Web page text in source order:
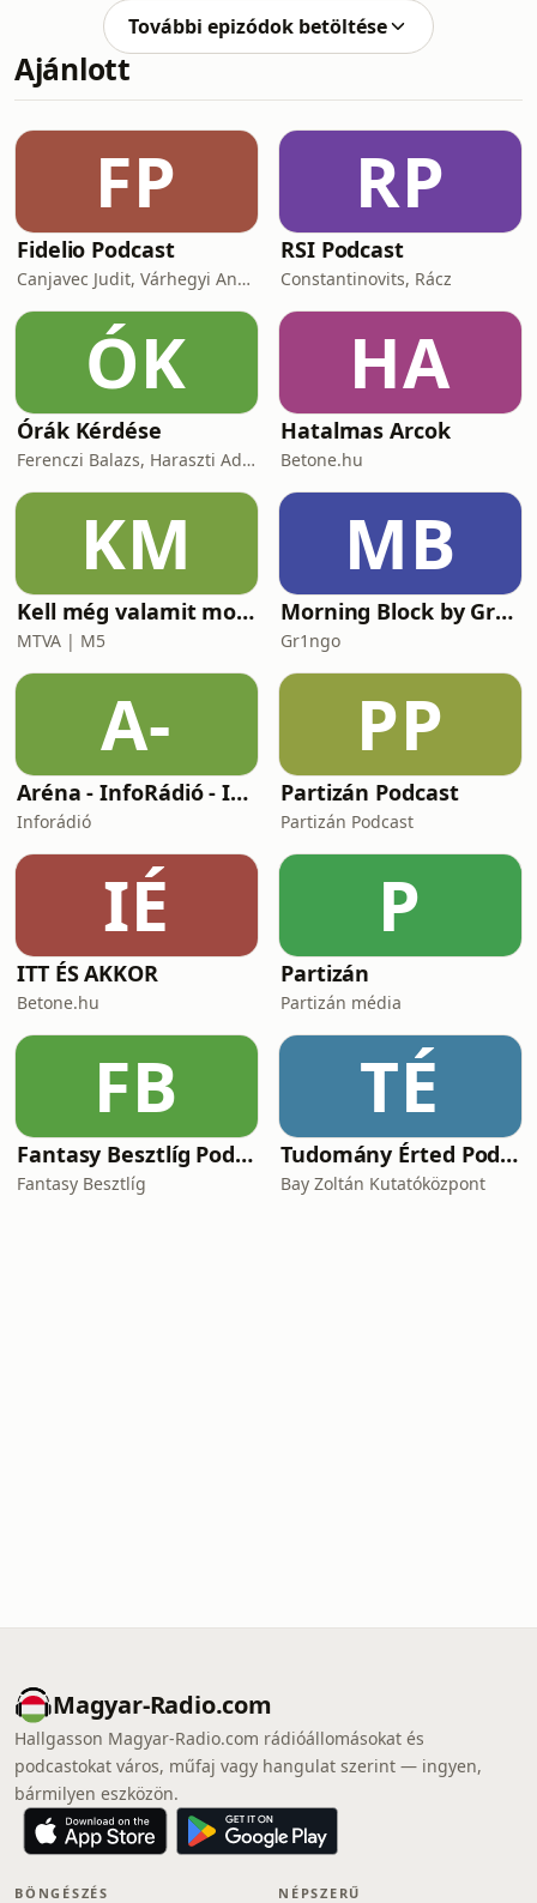
és az amerikai kihívásokról.
Végigvettük a magyar bajnokság
utolsó fordulóját, továbbá a rájátszás
összes párharcáról is kifejtettük a
idei véső győztest is megtippeltük. Az
epizód záró témájaként Florida új
Social Media szabályairó
További epizódok betöltése
Ajánlott
FP
Fidelio Podcast
Canjavec Judit, Várhegyi András, Gyürke Kata, Tompa Diána, Vass Antónia
RP
RSI Podcast
Constantinovits, Rácz
ÓK
Órák Kérdése
Ferenczi Balazs, Haraszti Adam
HA
Hatalmas Arcok
Betone.hu
KM
Kell még valamit mondanom, Ildikó?
MTVA | M5
MB
Morning Block by Gr1ngo
Gr1ngo
A-
Aréna - InfoRádió - Infostart.hu
Inforádió
PP
Partizán Podcast
Partizán Podcast
IÉ
ITT ÉS AKKOR
Betone.hu
P
Partizán
Partizán média
FB
Fantasy Besztlíg Podcast
Fantasy Besztlíg
TÉ
Tudomány Érted Podcast
Bay Zoltán Kutatóközpont
Magyar-Radio.com
Hallgasson Magyar-Radio.com rádióállomásokat és
podcastokat város, műfaj vagy hangulat szerint — ingyen,
bármilyen eszközön.
BÖNGÉSZÉS NÉPSZERŰ